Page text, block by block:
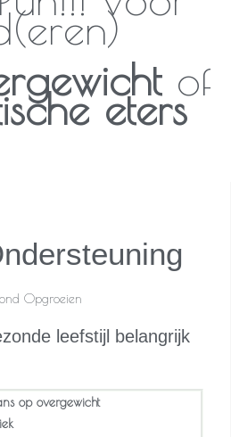
of
eters
Opgroeien
leefstijl belangrijk
op overgewicht